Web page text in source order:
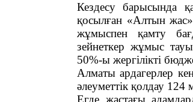
Кездесу барысында
қосылған «Алтын жас»
жұмыспен қамту
зейнеткер жұмыс
50%-ы жергілікті
Алматы ардагерлер
әлеуметтік қолдау
Егде жастағы